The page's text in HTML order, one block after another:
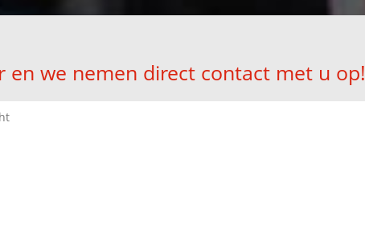
en we nemen direct contact met u op!